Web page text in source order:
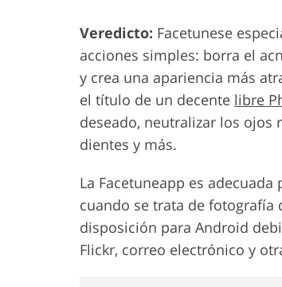
Veredicto: Facetunese
acciones simples: borra el
y crea una apariencia más
el título de un decente libre
deseado, neutralizar los ojos
dientes y más.
La Facetuneapp es
cuando se trata de fotografía
disposición para Android
Flickr, correo electrónico y